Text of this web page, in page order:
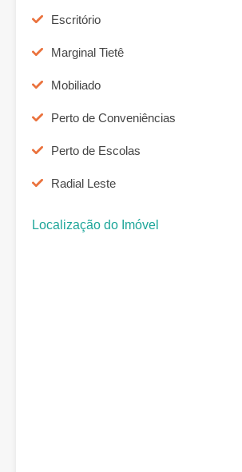
Escritório
Marginal Tietê
Mobiliado
Perto de Conveniências
Perto de Escolas
Radial Leste
Localização do Imóvel